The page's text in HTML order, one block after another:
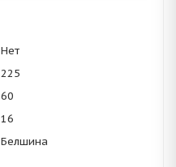
Нет
225
60
16
Белшина